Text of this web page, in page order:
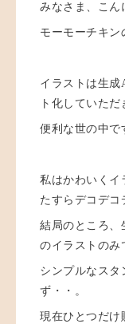
みなさま、こん
モーモーチキ
イラストは生成
ト化していただ
便利な世の中で
私はかわいくイ
たすらデコデコ
結局のところ、
のイラストのみ
シンプルなス
ず・・。
現在ひとつだけ